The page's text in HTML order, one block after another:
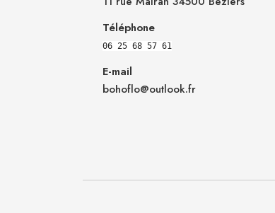
Téléphone
06 25 68 57 61
E-mail
bohoflo@outlook.fr